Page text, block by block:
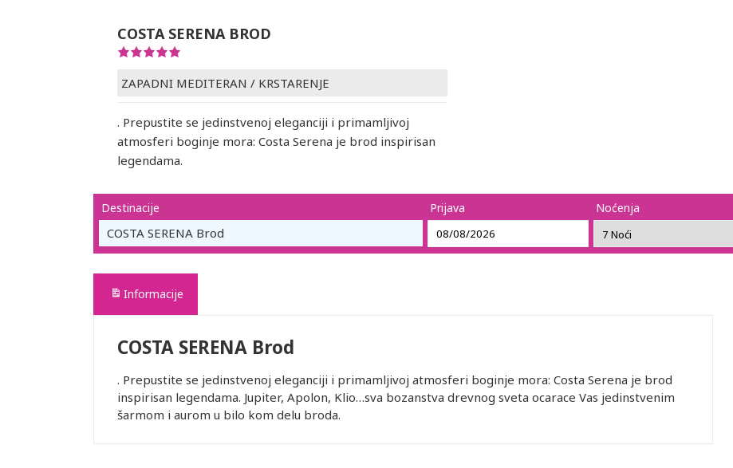
COSTA SERENA BROD
ZAPADNI MEDITERAN / KRSTARENJE
. Prepustite se jedinstvenoj eleganciji i primamljivoj
atmosferi boginje mora: Costa Serena je brod inspirisan
legendama.
Destinacije
COSTA SERENA Brod
Prijava Noćenja
Informacije
COSTA SERENA Brod
. Prepustite se jedinstvenoj eleganciji i primamljivoj atmosferi boginje mora: Costa Serena je brod
inspirisan legendama. Jupiter, Apolon, Klio…sva bozanstva drevnog sveta ocarace Vas jedinstvenim
šarmom i aurom u bilo kom delu broda.